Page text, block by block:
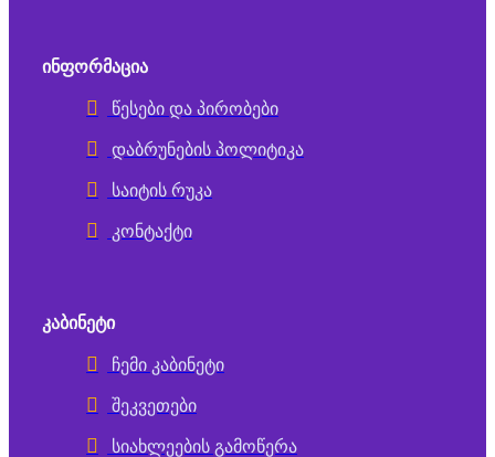
ᲘᲜᲤᲝᲠᲛᲐᲪᲘᲐ
წესები და პირობები
დაბრუნების პოლიტიკა
საიტის რუკა
კონტაქტი
ᲙᲐᲑᲘᲜᲔᲢᲘ
ჩემი კაბინეტი
შეკვეთები
სიახლეების გამოწერა